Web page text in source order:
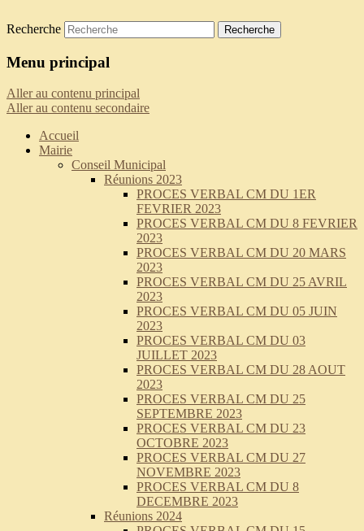
Saint-Pierre-de-Curtille
Recherche
Menu principal
Aller au contenu principal
Aller au contenu secondaire
Accueil
Mairie
Conseil Municipal
Réunions 2023
PROCES VERBAL CM DU 1ER
FEVRIER 2023
PROCES VERBAL CM DU 8 FEVRIER
2023
PROCES VERBAL CM DU 20 MARS
2023
PROCES VERBAL CM DU 25 AVRIL
2023
PROCES VERBAL CM DU 05 JUIN
2023
PROCES VERBAL CM DU 03
JUILLET 2023
PROCES VERBAL CM DU 28 AOUT
2023
PROCES VERBAL CM DU 25
SEPTEMBRE 2023
PROCES VERBAL CM DU 23
OCTOBRE 2023
PROCES VERBAL CM DU 27
NOVEMBRE 2023
PROCES VERBAL CM DU 8
DECEMBRE 2023
Réunions 2024